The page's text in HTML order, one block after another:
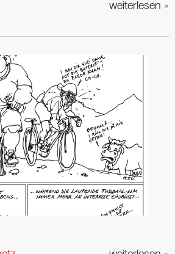
weiterlesen »